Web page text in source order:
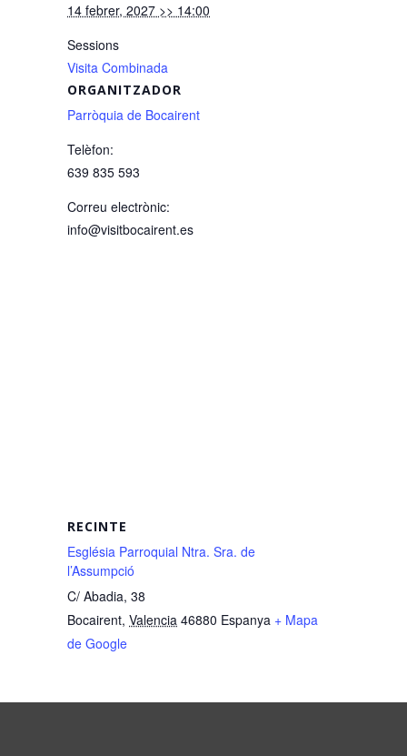
14 febrer, 2027 >> 14:00
Sessions
Visita Combinada
ORGANITZADOR
Parròquia de Bocairent
Telèfon:
639 835 593
Correu electrònic:
info@visitbocairent.es
RECINTE
Església Parroquial Ntra. Sra. de
l’Assumpció
C/ Abadia, 38
Bocairent, Valencia 46880 Espanya + Mapa
de Google